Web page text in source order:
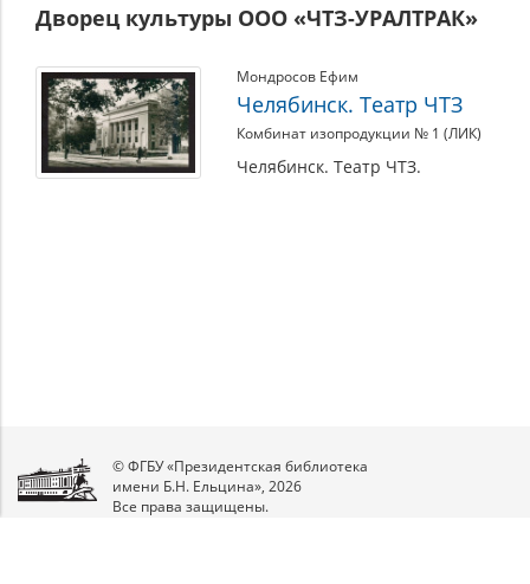
Дворец культуры ООО «ЧТЗ-УРАЛТРАК»
Мондросов Ефим
Челябинск. Театр ЧТЗ
Комбинат изопродукции № 1 (ЛИК)
Челябинск. Театр ЧТЗ.
© ФГБУ «Президентская библиотека
имени Б.Н. Ельцина», 2026
Все права защищены.